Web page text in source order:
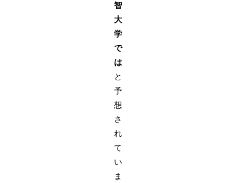
智
大
学
で
は
と
予
想
さ
れ
て
い
ま